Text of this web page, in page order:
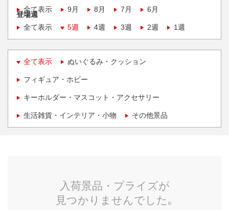
全て表示
9月 8月 7月 6月
登場週
全て表示
5週 4週 3週 2週 1週
全て表示 ぬいぐるみ・クッション
フィギュア・ホビー
キーホルダー・マスコット・アクセサリー
生活雑貨・インテリア・小物 その他景品